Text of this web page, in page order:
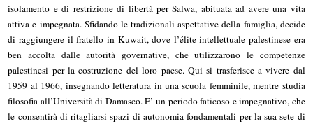
isolamento e di restrizione di libertà per Salwa, abituata ad avere una vita
attiva e impegnata. Sfidando le tradizionali aspettative della famiglia, decide
di raggiungere il fratello in Kuwait, dove l’élite intellettuale palestinese era
ben accolta dalle autorità governative, che utilizzarono le competenze
palestinesi per la costruzione del loro paese. Qui si trasferisce a vivere dal
1959 al 1966, insegnando letteratura in una scuola femminile, mentre studia
filosofia all’Università di Damasco. E’ un periodo faticoso e impegnativo, che
le consentirà di ritagliarsi spazi di autonomia fondamentali per la sua sete di